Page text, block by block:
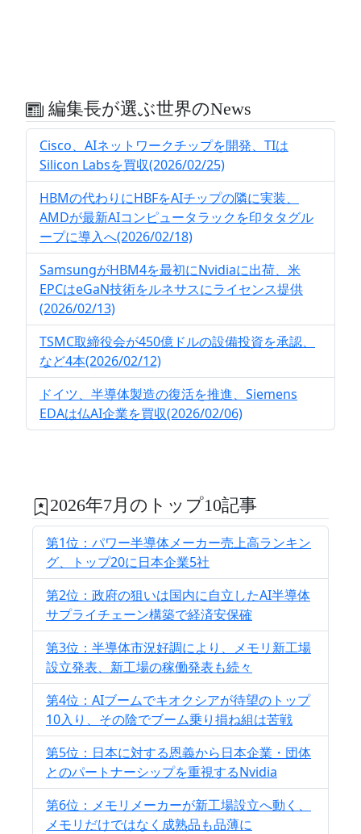
編集長が選ぶ世界のNews
Cisco、AIネットワークチップを開発、TIは
Silicon Labsを買収(2026/02/25)
HBMの代わりにHBFをAIチップの隣に実装、
AMDが最新AIコンピュータラックを印タタグル
ープに導入へ(2026/02/18)
SamsungがHBM4を最初にNvidiaに出荷、米
EPCはeGaN技術をルネサスにライセンス提供
(2026/02/13)
TSMC取締役会が450億ドルの設備投資を承認、
など4本(2026/02/12)
ドイツ、半導体製造の復活を推進、Siemens
EDAは仏AI企業を買収(2026/02/06)
2026年7月のトップ10記事
第1位：パワー半導体メーカー売上高ランキン
グ、トップ20に日本企業5社
第2位：政府の狙いは国内に自立したAI半導体
サプライチェーン構築で経済安保確
第3位：半導体市況好調により、メモリ新工場
設立発表、新工場の稼働発表も続々
第4位：AIブームでキオクシアが待望のトップ
10入り、その陰でブーム乗り損ね組は苦戦
第5位：日本に対する恩義から日本企業・団体
とのパートナーシップを重視するNvidia
第6位：メモリメーカーが新工場設立へ動く、
メモリだけではなく成熟品も品薄に